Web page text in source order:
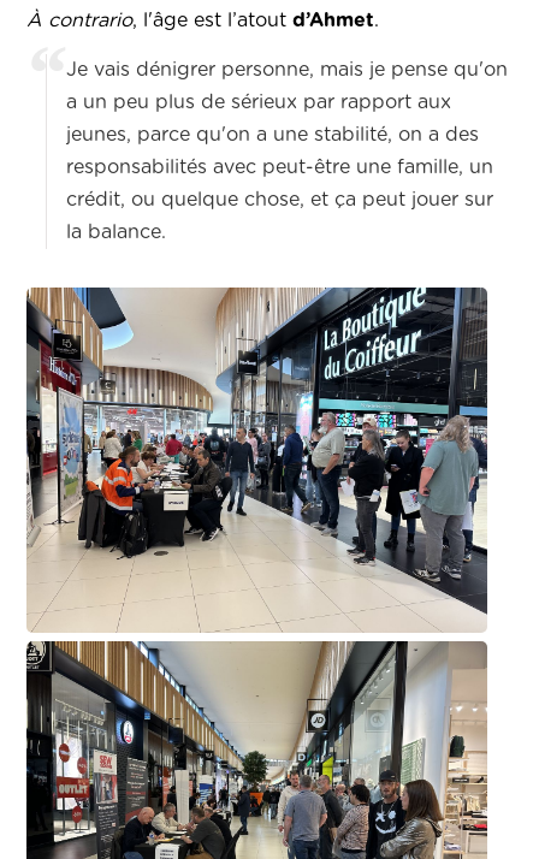
À contrario, l'âge est l’atoutd’Ahmet.
Je vais dénigrer personne, mais je pense qu'on
a un peu plus de sérieux par rapport aux
jeunes, parce qu'on a une stabilité, on a des
responsabilités avec peut-être une famille, un
crédit, ou quelque chose, et ça peut jouer sur
la balance.